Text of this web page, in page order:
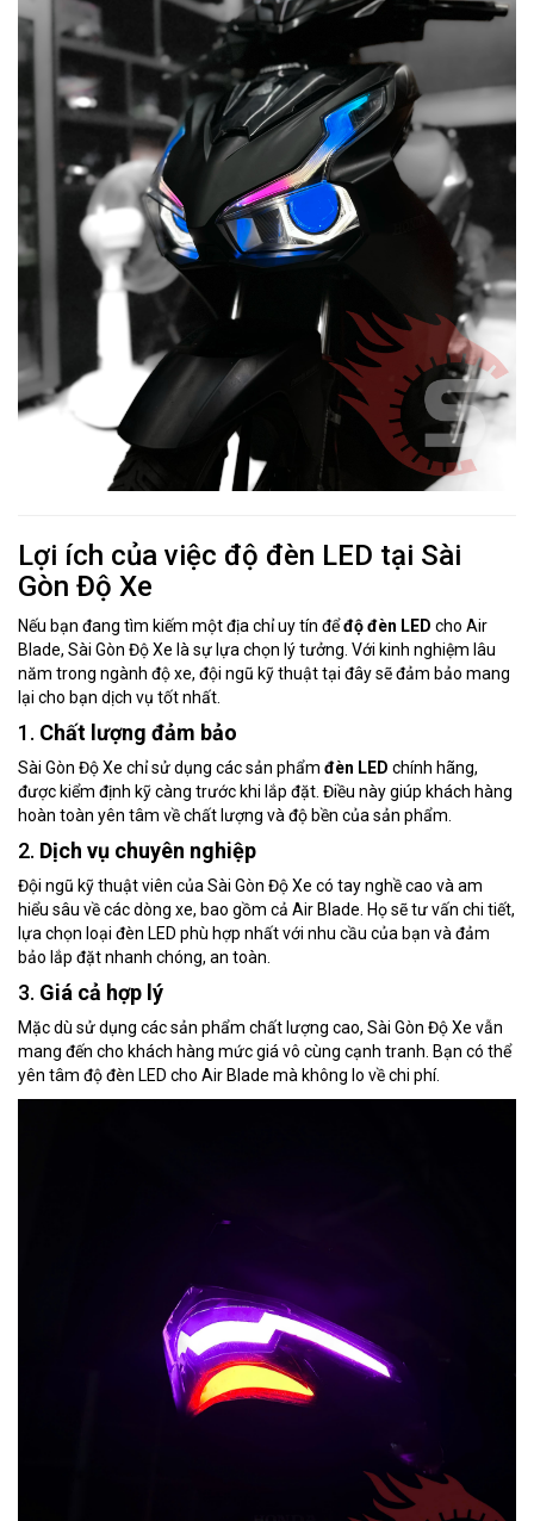
Lợi ích của việc độ đèn LED tại Sài
Gòn Độ Xe
Nếu bạn đang tìm kiếm một địa chỉ uy tín đểđộ đèn LED cho Air
Blade, Sài Gòn Độ Xe là sự lựa chọn lý tưởng. Với kinh nghiệm lâu
năm trong ngành độ xe, đội ngũ kỹ thuật tại đây sẽ đảm bảo mang
lại cho bạn dịch vụ tốt nhất.
1. Chất lượng đảm bảo
Sài Gòn Độ Xe chỉ sử dụng các sản phẩm đèn LED chính hãng,
được kiểm định kỹ càng trước khi lắp đặt. Điều này giúp khách hàng
hoàn toàn yên tâm về chất lượng và độ bền của sản phẩm.
2. Dịch vụ chuyên nghiệp
Đội ngũ kỹ thuật viên của Sài Gòn Độ Xe có tay nghề cao và am
hiểu sâu về các dòng xe, bao gồm cả Air Blade. Họ sẽ tư vấn chi tiết,
lựa chọn loại đèn LED phù hợp nhất với nhu cầu của bạn và đảm
bảo lắp đặt nhanh chóng, an toàn.
3. Giá cả hợp lý
Mặc dù sử dụng các sản phẩm chất lượng cao, Sài Gòn Độ Xe vẫn
mang đến cho khách hàng mức giá vô cùng cạnh tranh. Bạn có thể
yên tâm độ đèn LED cho Air Blade mà không lo về chi phí.